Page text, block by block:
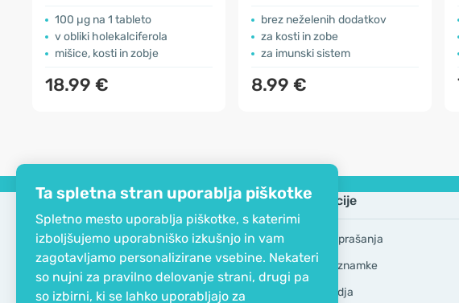
Ta spletna stran uporablja piškotke
Spletno mesto uporablja piškotke, s katerimi
izboljšujemo uporabniško izkušnjo in vam
zagotavljamo personalizirane vsebine. Nekateri
so nujni za pravilno delovanje strani, drugi pa
so izbirni, ki se lahko uporabljajo za
100 µg na 1 tableto
v obliki holekalciferola
mišice, kosti in zobje
18.99 €
brez neželenih dodatkov
za kosti in zobe
za imunski sistem
8.99 €
Podjetje
EKO certifikat
Kontakt
O podjetju
Informacije
Pogosta vprašanja
Blagovne znamke
GDPR Orodja